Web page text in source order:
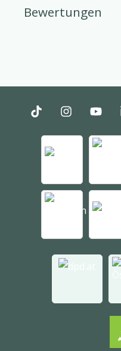
Bewertungen